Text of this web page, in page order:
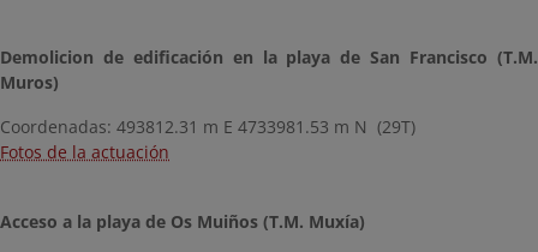
Demolicion de edificación en la playa de San Francisco (T.M.
Muros)
Coordenadas: 493812.31 m E 4733981.53 m N (29T)
Fotos de la actuación
Acceso a la playa de Os Muiños (T.M. Muxía)